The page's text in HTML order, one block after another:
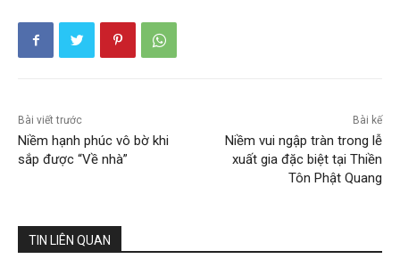
Bài viết trước
Niềm hạnh phúc vô bờ khi
sắp được “Về nhà”
Bài kế
Niềm vui ngập tràn trong lễ
xuất gia đặc biệt tại Thiền
Tôn Phật Quang
TIN LIÊN QUAN